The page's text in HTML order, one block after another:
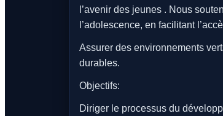
l’avenir des jeunes . Nous
l’adolescence, en facilitant
Assurer des environnements
durables.
Objectifs:
Diriger le processus du